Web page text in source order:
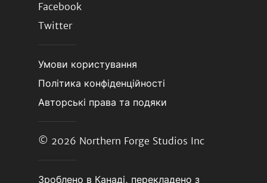
Facebook
Twitter
Умови користування
Політика конфіденційності
Авторські права та подяки
© 2026 Northern Forge Studios Inc
Зроблено в Канаді, перекладено з